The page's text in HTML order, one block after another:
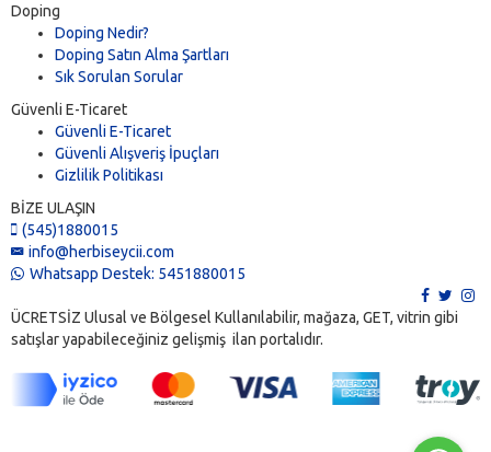
Doping
Doping Nedir?
Doping Satın Alma Şartları
Sık Sorulan Sorular
Güvenli E-Ticaret
Güvenli E-Ticaret
Güvenli Alışveriş İpuçları
Gizlilik Politikası
BİZE ULAŞIN
(545)1880015
info@herbiseycii.com
Whatsapp Destek: 5451880015
ÜCRETSİZ Ulusal ve Bölgesel Kullanılabilir, mağaza, GET, vitrin gibi
satışlar yapabileceğiniz gelişmiş ilan portalıdır.